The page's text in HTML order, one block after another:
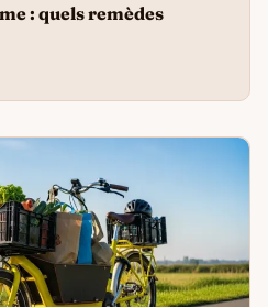
: quels remèdes